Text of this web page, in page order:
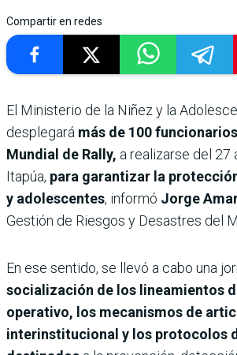
Compartir en redes
El Ministerio de la Niñez y la
desplegará más de 100
Mundial de Rally, a realizarse del 27
Itapúa, para garantizar la
y adolescentes, informó Jorge
Gestión de Riesgos y Desastres del
En ese sentido, se llevó a cabo una
socialización de los lineamientos
operativo, los mecanismos de
interinstitucional y los protocolos